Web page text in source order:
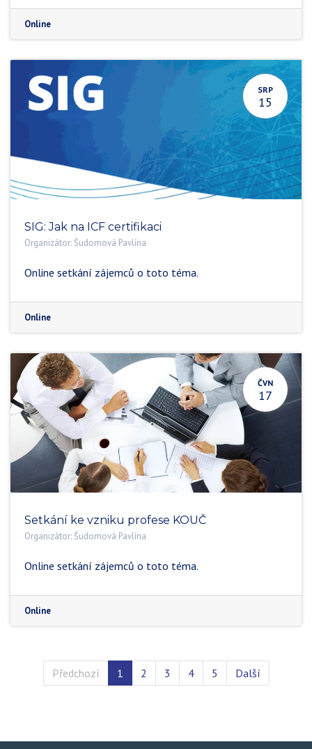
Online
SRP
15
SIG: Jak na ICF certifikaci
Organizátor: Šudomová Pavlína
Online setkání zájemců o toto téma.
Online
ČVN
17
Setkání ke vzniku profese KOUČ
Organizátor: Šudomová Pavlína
Online setkání zájemců o toto téma.
Online
Předchozí 1 2 3 4 5 Další